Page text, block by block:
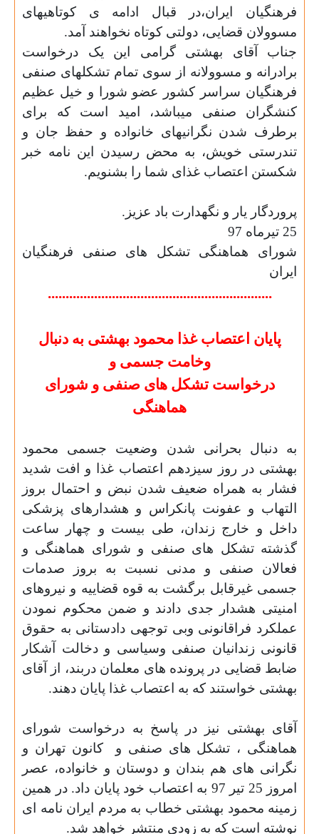
فرهنگیان ایران،در قبال ادامه ی کوتاهیهای
مسوولان قضایی، دولتی کوتاه نخواهند آمد.
جناب آقای بهشتی گرامی این یک درخواست
برادرانه و مسوولانه از سوی تمام تشکلهای صنفی
فرهنگیان سراسر کشور عضو شورا و خیل عظیم
کنشگران صنفی میباشد، امید است که برای
برطرف شدن نگرانیهای خانواده و حفظ جان و
تندرستی خویش، به محض رسیدن این نامه خبر
شکستن اعتصاب غذای شما را بشنویم.
پروردگار یار و نگهدارت باد عزیز.
شورای
هماهنگی تشکل های صنفی
فرهنگیان
ایران
...............................................................
پایان اعتصاب غذا محمود بهشتی به دنبال
وخامت جسمی و
درخواست تشکل های صنفی و شورای
هماهنگی
به دنبال بحرانی شدن وضعیت جسمی محمود
بهشتی در روز سیزدهم اعتصاب غذا و افت شدید
فشار به همراه ضعیف شدن نبض و احتمال بروز
التهاب و عفونت پانکراس و هشدارهای پزشکی
داخل و خارج زندان، طی بیست و چهار ساعت
گذشته تشکل های صنفی و شورای هماهنگی و
فعالان صنفی و مدنی نسبت به بروز صدمات
جسمی غیرقابل برگشت به قوه قضاییه و نیروهای
امنیتی هشدار جدی دادند و ضمن محکوم نمودن
عملکرد فراقانونی وبی توجهی دادستانی به حقوق
قانونی زندانیان صنفی وسیاسی و دخالت آشکار
ضابط قضایی در پرونده های معلمان دربند، از آقای
بهشتی خواستند که به اعتصاب غذا پایان دهند.
آقای بهشتی نیز در پاسخ به درخواست شورای
هماهنگی ، تشکل های صنفی و
کانون تهران و
نگرانی های هم بندان و دوستان و خانواده، عصر
امروز 25 تیر 97 به اعتصاب خود پایان داد. در همین
زمینه محمود بهشتی خطاب به مردم ایران نامه ای
نوشته است که به زودی منتشر خواهد شد.